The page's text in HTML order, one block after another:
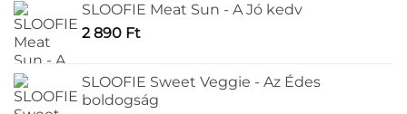
SLOOFIE Meat Sun - A Jó kedv
2 890 Ft
SLOOFIE Sweet Veggie - Az Édes
boldogság